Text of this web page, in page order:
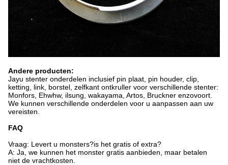
Andere producten:
Jayu stenter onderdelen inclusief pin plaat, pin houder, clip,
ketting, link, borstel, zelfkant ontkruller voor verschillende stenter:
Monfors, Ehwhw, ilsung, wakayama, Artos, Bruckner enzovoort.
We kunnen verschillende onderdelen voor u aanpassen aan uw
vereisten.
FAQ
Vraag: Levert u monsters?is het gratis of extra?
A: Ja, we kunnen het monster gratis aanbieden, maar betalen
niet de vrachtkosten.